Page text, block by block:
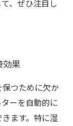
、ぜひ注目し
効果
つために欠か
ーを自動的に
ます。特に湿